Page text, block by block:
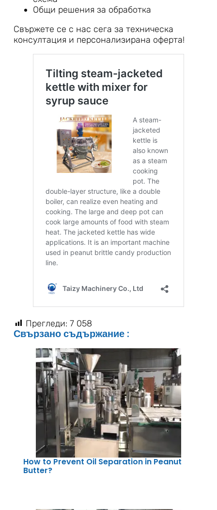
Общи решения за обработка
Свържете се с нас сега за техническа
консултация и персонализирана оферта!
Прегледи: 7 058
Свързано съдържание :
How to Prevent Oil Separation in Peanut
Butter?